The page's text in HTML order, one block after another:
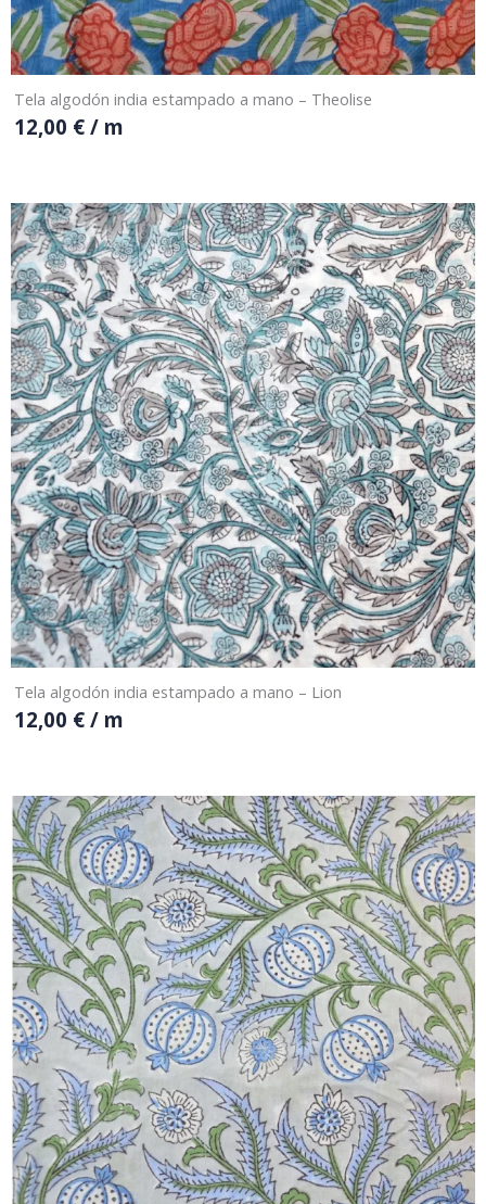
Tela algodón india estampado a mano – Theolise
12,00 €/ m
Tela algodón india estampado a mano – Lion
12,00 €/ m